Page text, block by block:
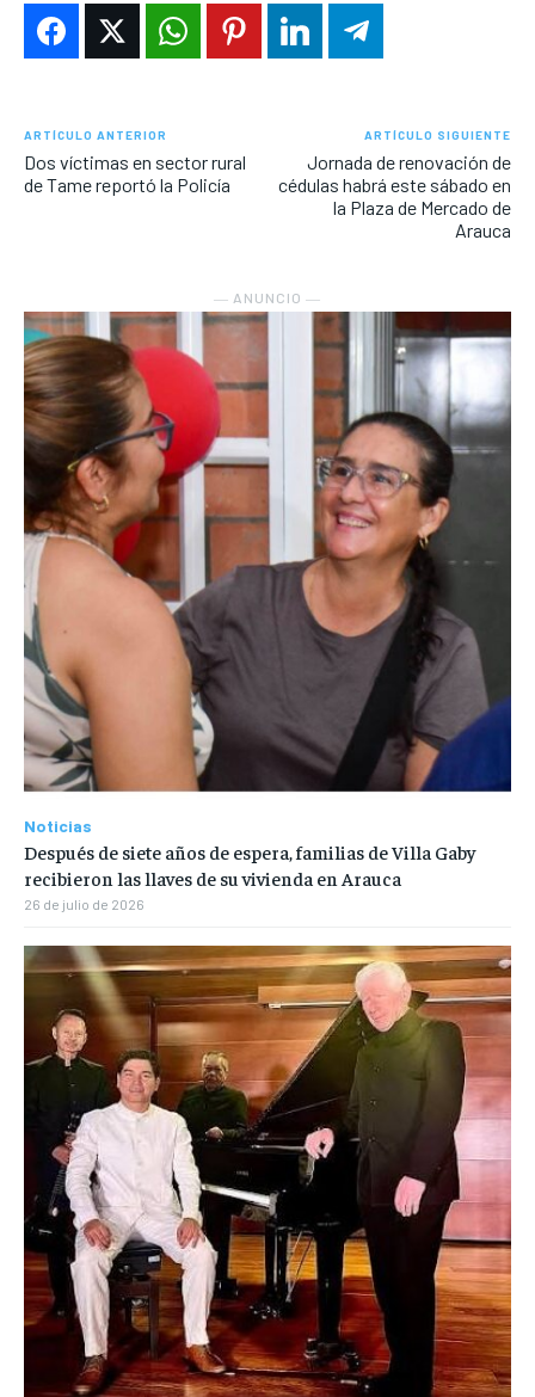
ARTÍCULO ANTERIOR
Dos víctimas en sector rural
de Tame reportó la Policía
ARTÍCULO SIGUIENTE
Jornada de renovación de
cédulas habrá este sábado en
la Plaza de Mercado de
Arauca
― ANUNCIO ―
Noticias
Después de siete años de espera, familias de Villa Gaby
recibieron las llaves de su vivienda en Arauca
26 de julio de 2026